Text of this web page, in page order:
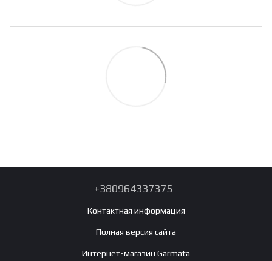
+380964337375
Контактная информация
Полная версия сайта
Интернет-магазин Garmata